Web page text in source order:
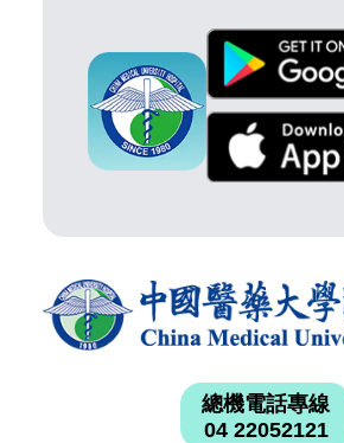
總機電話專線
04 22052121